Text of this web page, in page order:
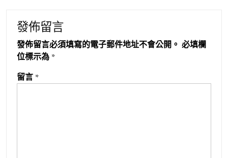
發佈留言
發佈留言必須填寫的電子郵件地址不會公開。 必填欄
位標示為 *
留言 *